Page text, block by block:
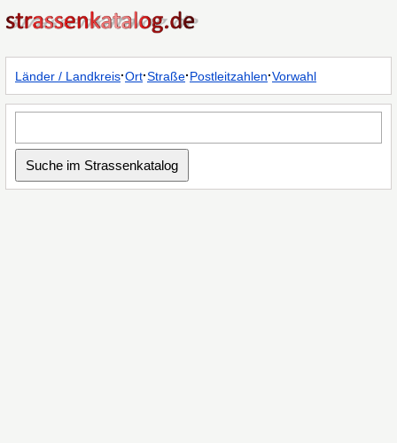
Länder / Landkreis·Ort·Straße·Postleitzahlen·Vorwahl